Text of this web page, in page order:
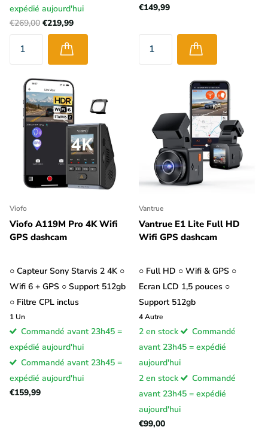
expédié aujourd'hui
€269,00 €219,99
€149,99
Viofo
Viofo A119M Pro 4K Wifi
GPS dashcam
○ Capteur Sony Starvis 2 4K ○
Wifi 6 + GPS ○ Support 512gb
○ Filtre CPL inclus
1 Un
Commandé avant 23h45 =
expédié aujourd'hui
Commandé avant 23h45 =
expédié aujourd'hui
€159,99
Vantrue
Vantrue E1 Lite Full HD
Wifi GPS dashcam
○ Full HD ○ Wifi & GPS ○
Ecran LCD 1,5 pouces ○
Support 512gb
4Autre
2 en stock
Commandé
avant 23h45 = expédié
aujourd'hui
2 en stock
Commandé
avant 23h45 = expédié
aujourd'hui
€99,00